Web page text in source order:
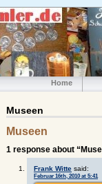
Home
Museen
Museen
1 response about
Frank Witte said:
Februar 16th, 2010 at 5:41